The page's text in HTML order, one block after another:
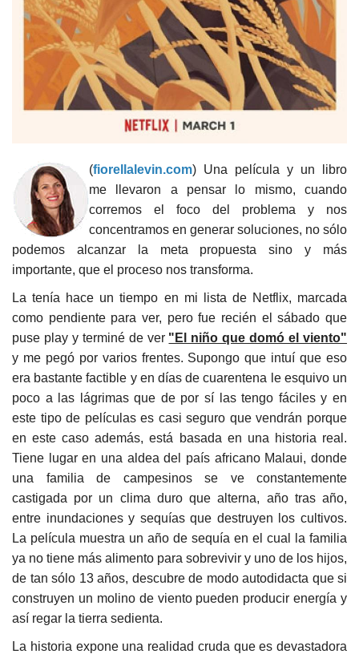
(fiorellalevin.com) Una película y un libro
me llevaron a pensar lo mismo, cuando
corremos el foco del problema y nos
concentramos en generar soluciones, no sólo
podemos alcanzar la meta propuesta sino y más
importante, que el proceso nos transforma.
La tenía hace un tiempo en mi lista de Netflix, marcada
como pendiente para ver, pero fue recién el sábado que
puse play y terminé de ver "El niño que domó el viento"
y me pegó por varios frentes. Supongo que intuí que eso
era bastante factible y en días de cuarentena le esquivo un
poco a las lágrimas que de por sí las tengo fáciles y en
este tipo de películas es casi seguro que vendrán porque
en este caso además, está basada en una historia real.
Tiene lugar en una aldea del país africano Malaui, donde
una familia de campesinos se ve constantemente
castigada por un clima duro que alterna, año tras año,
entre inundaciones y sequías que destruyen los cultivos.
La película muestra un año de sequía en el cual la familia
ya no tiene más alimento para sobrevivir y uno de los hijos,
de tan sólo 13 años, descubre de modo autodidacta que si
construyen un molino de viento pueden producir energía y
así regar la tierra sedienta.
La historia expone una realidad cruda que es devastadora